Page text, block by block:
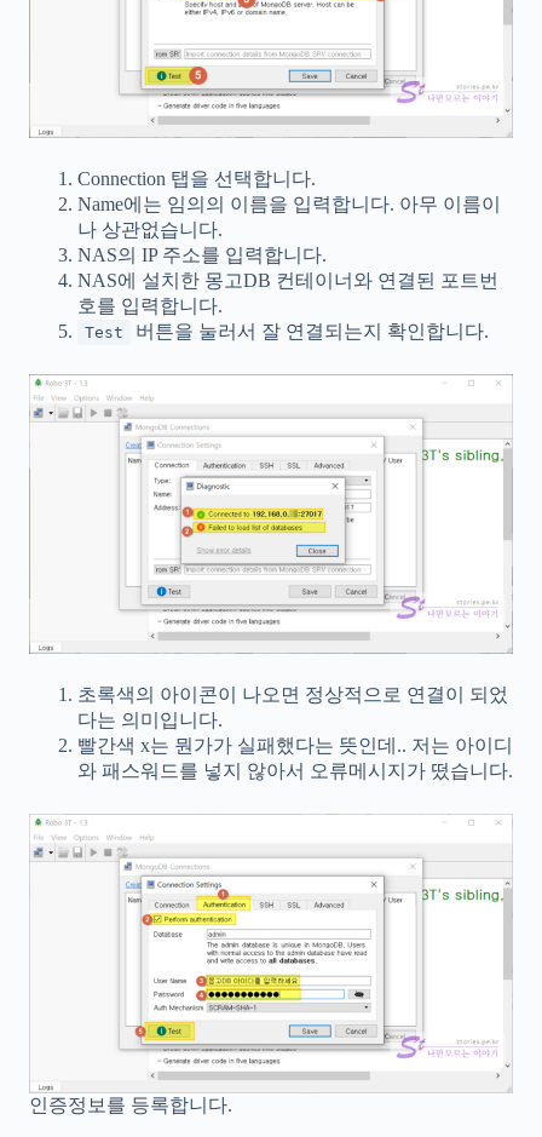
Connection 탭을 선택합니다.
Name에는 임의의 이름을 입력합니다. 아무 이름이
나 상관없습니다.
NAS의 IP 주소를 입력합니다.
NAS에 설치한 몽고DB 컨테이너와 연결된 포트번
호를 입력합니다.
Test 버튼을 눌러서 잘 연결되는지 확인합니다.
초록색의 아이콘이 나오면 정상적으로 연결이 되었
다는 의미입니다.
빨간색 x는 뭔가가 실패했다는 뜻인데.. 저는 아이디
와 패스워드를 넣지 않아서 오류메시지가 떴습니다.
인증정보를 등록합니다.